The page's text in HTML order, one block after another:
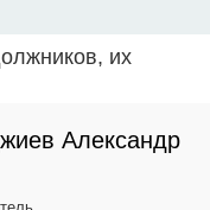
их
Александр